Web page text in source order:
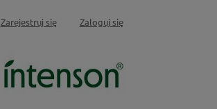
Zarejestruj się Zaloguj się